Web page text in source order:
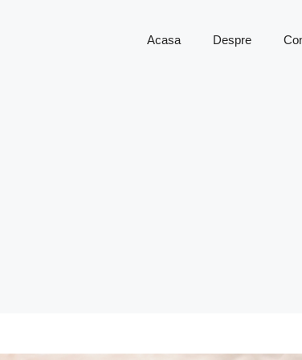
Acasa Despre